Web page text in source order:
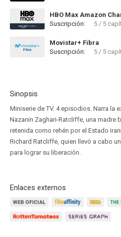
HBO Max Amazon
Suscripción:
5 / 5
Movistar+ Fibra
Disponible hasta el Dom,
Suscripción: 5 / 5
Sinopsis
Miniserie de TV. 4 episodios. Narra la
Nazanin Zaghari-Ratcliffe, una madre
retenida como rehén por el Estado
Richard Ratcliffe, quien llevó a cabo
para lograr su liberación.
Enlaces externos